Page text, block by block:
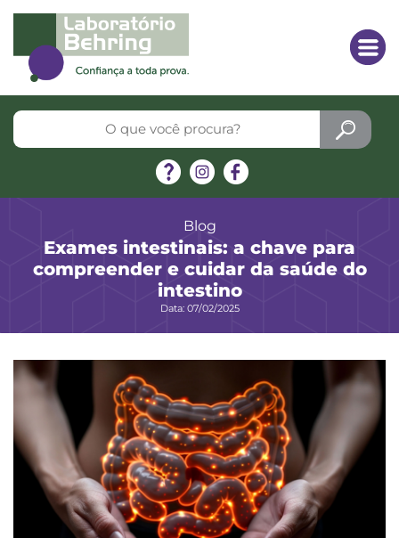
Blog
Exames intestinais: a chave para
compreender e cuidar da saúde do
intestino
Data: 07/02/2025